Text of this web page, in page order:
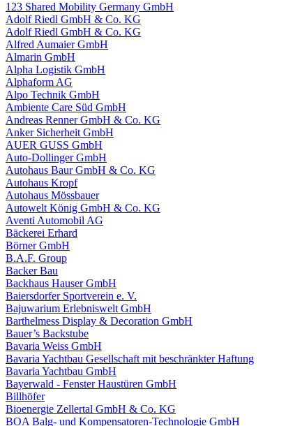
123 Shared Mobility Germany GmbH
Adolf Riedl GmbH & Co. KG
Adolf Riedl GmbH & Co. KG
Alfred Aumaier GmbH
Almarin GmbH
Alpha Logistik GmbH
Alphaform AG
Alpo Technik GmbH
Ambiente Care Süd GmbH
Andreas Renner GmbH & Co. KG
Anker Sicherheit GmbH
AUER GUSS GmbH
Auto-Dollinger GmbH
Autohaus Baur GmbH & Co. KG
Autohaus Kropf
Autohaus Mössbauer
Autowelt König GmbH & Co. KG
Aventi Automobil AG
Bäckerei Erhard
Börner GmbH
B.A.F. Group
Backer Bau
Backhaus Hauser GmbH
Baiersdorfer Sportverein e. V.
Bajuwarium Erlebniswelt GmbH
Barthelmess Display & Decoration GmbH
Bauer’s Backstube
Bavaria Weiss GmbH
Bavaria Yachtbau Gesellschaft mit beschränkter Haftung
Bavaria Yachtbau GmbH
Bayerwald - Fenster Haustüren GmbH
Billhöfer
Bioenergie Zellertal GmbH & Co. KG
BOA Balg- und Kompensatoren-Technologie GmbH